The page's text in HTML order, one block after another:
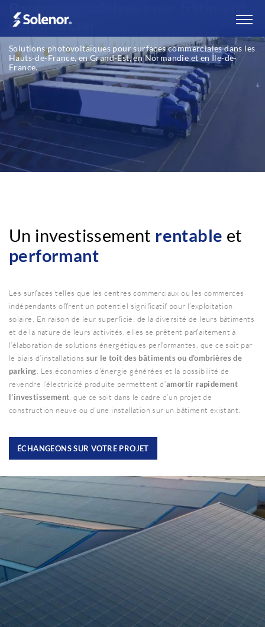
Panneaux solaires pour bâtiment
commercial
Solutions photovoltaïques pour surfaces commerciales dans les
Hauts-de-France, en Grand-Est, en Normandie et en Île-de-
France.
Un investissement rentable et
performant
Les surfaces telles que les centres commerciaux ou les commerces
indépendants offrent un potentiel significatif pour l’exploitation
solaire. En raison de leur superficie, de la diversité de leurs bâtiments
et de la nature de leurs activités, elles se prêtent parfaitement à
l’élaboration de solutions énergétiques performantes, que ce soit par
le biais d’installationssur le toit des bâtiments ou d’ombrières de
parking . Les économies d’énergie générées et la possibilité de
revendre l’électricité produite permettent d’amortir rapidement
l’investissement , que ce soit dans le cadre d’un projet de
construction neuve ou d’une installation sur un bâtiment existant.
ÉCHANGEONS SUR VOTRE PROJET